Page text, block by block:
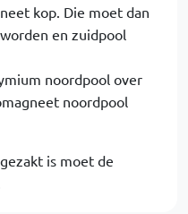
kop. Die moet dan
en zuidpool
noordpool over
noordpool
is moet de